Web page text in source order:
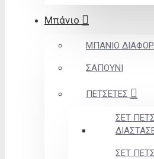
Μπάνιο
ΜΠΑΝΙΟ
ΣΑΠΟΥΝΙ
ΠΕΤΣΕΤΕΣ
ΣΕΤ
ΣΕΤ